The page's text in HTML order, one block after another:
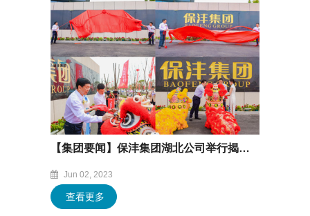
【集团要闻】保沣集团湖北公司举行揭牌投产暨捐赠仪式
Jun 02, 2023
查看更多